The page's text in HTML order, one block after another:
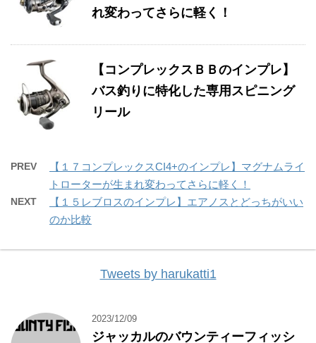
れ変わってさらに軽く！
【コンプレックスＢＢのインプレ】
バス釣りに特化した専用スピニング
リール
PREV
【１７コンプレックスCI4+のインプレ】マグナムライ
トローターが生まれ変わってさらに軽く！
NEXT
【１５レブロスのインプレ】エアノスとどっちがいい
のか比較
Tweets by harukatti1
2023/12/09
ジャッカルのバウンティーフィッシ